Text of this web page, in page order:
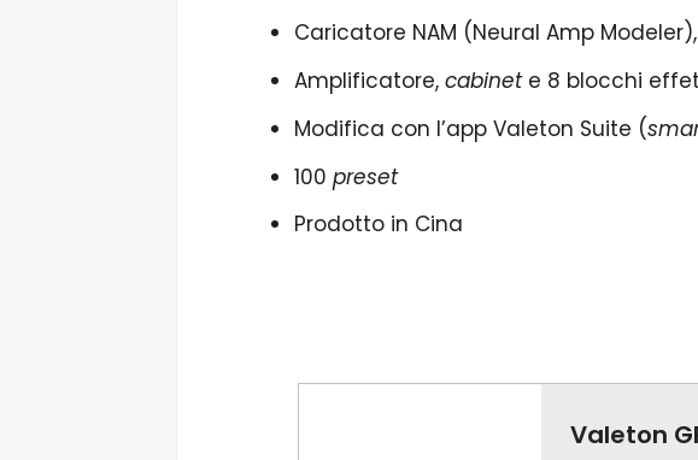
Caricatore NAM (Neural Amp Modeler),
Amplificatore, cabinet e 8 blocchi
Modifica con l’app Valeton Suite (
100 preset
Prodotto in Cina
Valeton